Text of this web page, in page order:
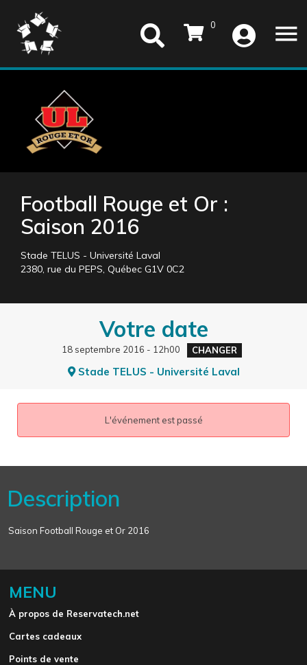
0 menu
Football Rouge et Or :
Saison 2016
Stade TELUS - Université Laval
2380, rue du PEPS, Québec G1V 0C2
Votre date
18 septembre 2016 - 12h00 CHANGER
Stade TELUS - Université Laval
L'événement est passé
Description
Saison Football Rouge et Or 2016
MENU
À propos de Reservatech.net
Cartes cadeaux
Points de vente